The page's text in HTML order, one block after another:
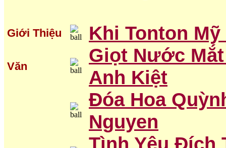
Giới Thiệu Khi Tonton
Văn
Giọt Nước
Anh Kiệt
Đóa Hoa
Nguyen